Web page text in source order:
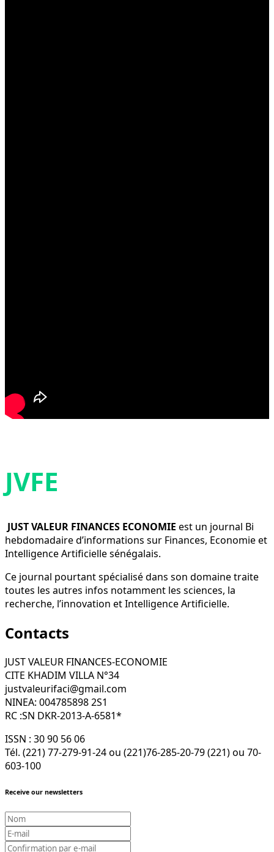
JVFE
JUST VALEUR FINANCES ECONOMIE est un journal Bi
hebdomadaire d’informations sur Finances, Economie et
Intelligence Artificielle sénégalais.
Ce journal pourtant spécialisé dans son domaine traite
toutes les autres infos notamment les sciences, la
recherche, l’innovation et Intelligence Artificielle.
Contacts
JUST VALEUR FINANCES-ECONOMIE
CITE KHADIM VILLA N°34
justvaleurifaci@gmail.com
NINEA: 004785898 2S1
RC :SN DKR-2013-A-6581*
ISSN : 30 90 56 06
Tél. (221) 77-279-91-24 ou (221)76-285-20-79 (221) ou 70-
603-100
Receive our newsletters